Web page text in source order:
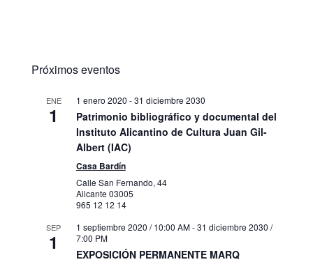
Próximos eventos
ENE
1
1 enero 2020 -31 diciembre 2030
Patrimonio bibliográfico y documental del
Instituto Alicantino de Cultura Juan Gil-
Albert (IAC)
Casa Bardín
Calle San Fernando, 44
Alicante 03005
965 12 12 14
SEP
1
1 septiembre 2020 / 10:00 AM-31 diciembre 2030 /
7:00 PM
EXPOSICIÓN PERMANENTE MARQ